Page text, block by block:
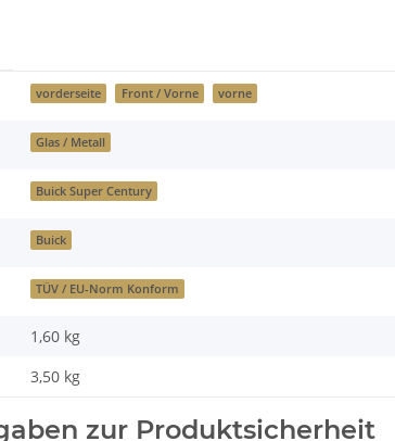
vorderseite Front / Vorne vorne
Glas / Metall
Buick Super Century
Buick
TÜV / EU-Norm Konform
1,60 kg
3,50 kg
zur Produktsicherheit